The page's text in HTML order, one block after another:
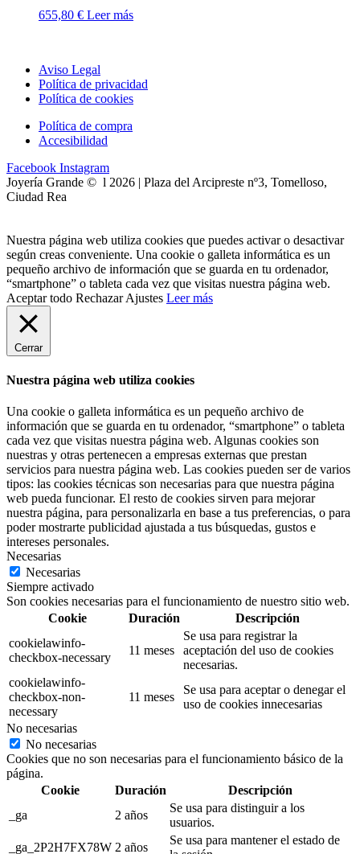
655,80 € Leer más
Aviso Legal
Política de privacidad
Política de cookies
Política de compra
Accesibilidad
Facebook Instagram
Joyería Grande © l 2026 | Plaza del Arcipreste nº3, Tomelloso,
Ciudad Rea
Nuestra página web utiliza cookies que puedes activar o desactivar
según creas conveniente. Una cookie o galleta informática es un
pequeño archivo de información que se guarda en tu ordenador,
“smartphone” o tableta cada vez que visitas nuestra página web.
Aceptar todo Rechazar Ajustes Leer más
Cerrar
Nuestra página web utiliza cookies
Una cookie o galleta informática es un pequeño archivo de
información que se guarda en tu ordenador, “smartphone” o tableta
cada vez que visitas nuestra página web. Algunas cookies son
nuestras y otras pertenecen a empresas externas que prestan
servicios para nuestra página web. Las cookies pueden ser de varios
tipos: las cookies técnicas son necesarias para que nuestra página
web pueda funcionar. El resto de cookies sirven para mejorar
nuestra página, para personalizarla en base a tus preferencias, o para
poder mostrarte publicidad ajustada a tus búsquedas, gustos e
intereses personales.
Necesarias
Necesarias
Siempre activado
Son cookies necesarias para el funcionamiento de nuestro sitio web.
Cookie
Duración
Descripción
cookielawinfo-
checkbox-necessary
11 meses
Se usa para registrar la
aceptación del uso de cookies
necesarias.
cookielawinfo-
checkbox-non-
necessary
11 meses
Se usa para aceptar o denegar el
uso de cookies innecesarias
No necesarias
No necesarias
Cookies que no son necesarias para el funcionamiento básico de la
página.
Cookie
Duración
Descripción
_ga
2 años
Se usa para distinguir a los
usuarios.
_ga_2P2H7FX78W 2 años
Se usa para mantener el estado de